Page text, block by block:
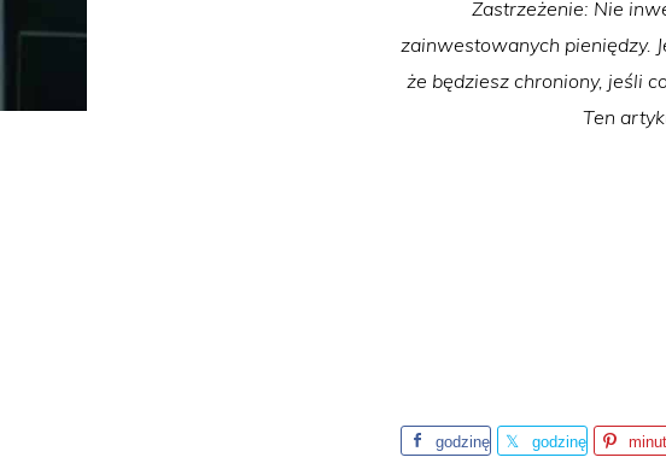
Zastrzeżenie: Nie
zainwestowanych pieniędzy.
że będziesz chroniony, jeśli
Ten
godzinę
godzinę